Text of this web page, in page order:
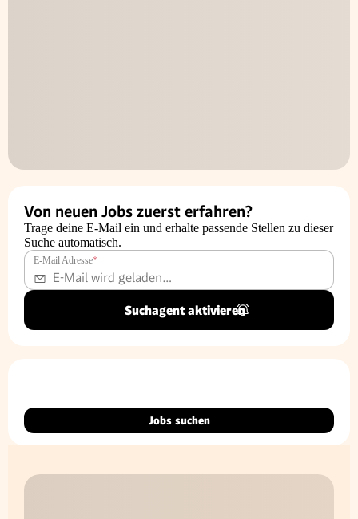
Von neuen Jobs zuerst erfahren?
Trage deine E-Mail ein und erhalte passende Stellen zu dieser
Suche automatisch.
E-Mail Adresse*
Suchagent aktivieren
Jobs suchen